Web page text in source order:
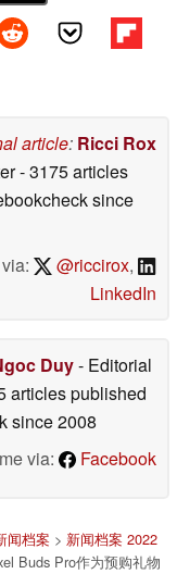
article: Ricci Rox
- 3175 articles
since
@riccirox,
LinkedIn
Duy- Editorial
articles published
since 2008
via:
Facebook
闻档案 > 新闻档案 2022
Buds Pro作为预购礼物